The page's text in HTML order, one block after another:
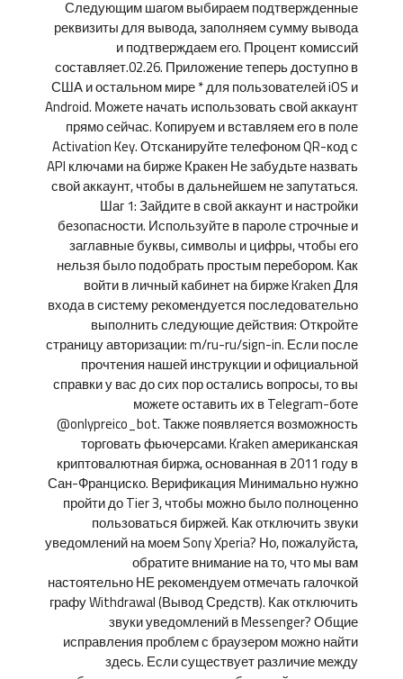
Следующим шагом выбираем подтвержденные
реквизиты для вывода, заполняем сумму вывода
и подтверждаем его. Процент комиссий
составляет.02.26. Приложение теперь доступно в
США и остальном мире * для пользователей iOS и
Android. Можете начать использовать свой аккаунт
прямо сейчас. Копируем и вставляем его в поле
Activation Key. Отсканируйте телефоном QR-код с
API ключами на бирже Кракен Не забудьте назвать
свой аккаунт, чтобы в дальнейшем не запутаться.
Шаг 1: Зайдите в свой аккаунт и настройки
безопасности. Используйте в пароле строчные и
заглавные буквы, символы и цифры, чтобы его
нельзя было подобрать простым перебором. Как
войти в личный кабинет на бирже Kraken Для
входа в систему рекомендуется последовательно
выполнить следующие действия: Откройте
страницу авторизации: m/ru-ru/sign-in. Если после
прочтения нашей инструкции и официальной
справки у вас до сих пор остались вопросы, то вы
можете оставить их в Telegram-боте
@onlypreico_bot. Также появляется возможность
торговать фьючерсами. Kraken американская
криптовалютная биржа, основанная в 2011 году в
Сан-Франциско. Верификация Минимально нужно
пройти до Tier 3, чтобы можно было полноценно
пользоваться биржей. Как отключить звуки
уведомлений на моем Sony Xperia? Но, пожалуйста,
обратите внимание на то, что мы вам
настоятельно НЕ рекомендуем отмечать галочкой
графу Withdrawal (Вывод Средств). Как отключить
звуки уведомлений в Messenger? Общие
исправления проблем с браузером можно найти
здесь. Если существует различие между